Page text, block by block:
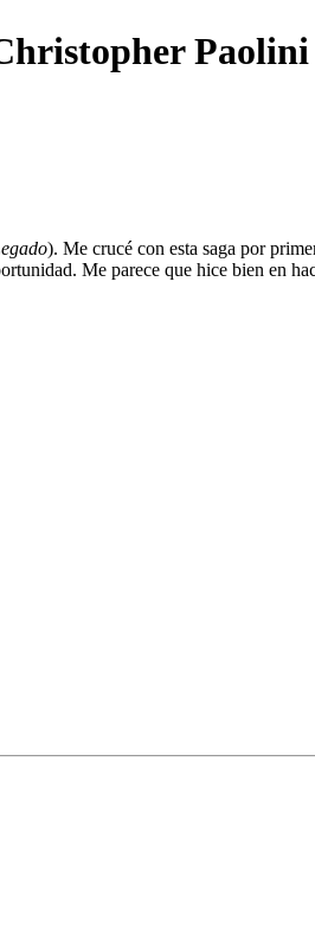
Paolini
). Me crucé con esta saga por
Me parece que hice bien en